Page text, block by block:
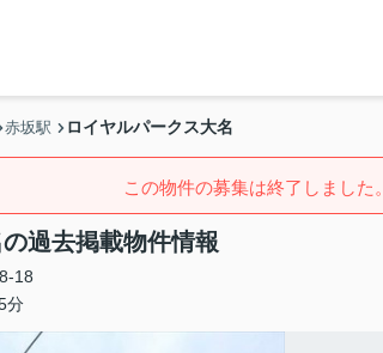
赤坂駅 ロイヤルパークス大名
この物件の募集は終了しました。
過去掲載物件情報
18
分